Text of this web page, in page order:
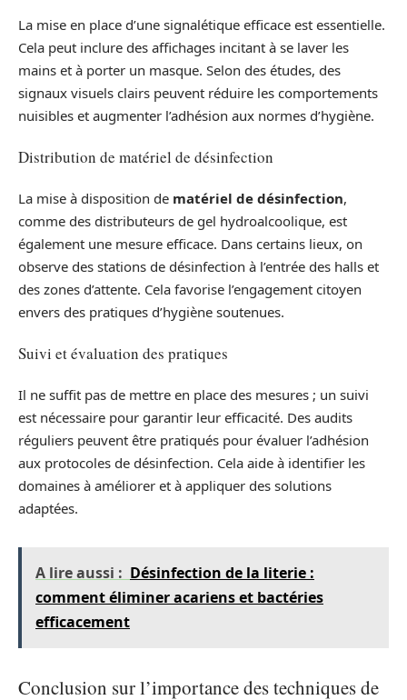
La mise en place d’une signalétique efficace est essentielle.
Cela peut inclure des affichages incitant à se laver les
mains et à porter un masque. Selon des études, des
signaux visuels clairs peuvent réduire les comportements
nuisibles et augmenter l’adhésion aux normes d’hygiène.
Distribution de matériel de désinfection
La mise à disposition de matériel de désinfection,
comme des distributeurs de gel hydroalcoolique, est
également une mesure efficace. Dans certains lieux, on
observe des stations de désinfection à l’entrée des halls et
des zones d’attente. Cela favorise l’engagement citoyen
envers des pratiques d’hygiène soutenues.
Suivi et évaluation des pratiques
Il ne suffit pas de mettre en place des mesures ; un suivi
est nécessaire pour garantir leur efficacité. Des audits
réguliers peuvent être pratiqués pour évaluer l’adhésion
aux protocoles de désinfection. Cela aide à identifier les
domaines à améliorer et à appliquer des solutions
adaptées.
A lire aussi : Désinfection de la literie :
comment éliminer acariens et bactéries
efficacement
Conclusion sur l’importance des techniques de